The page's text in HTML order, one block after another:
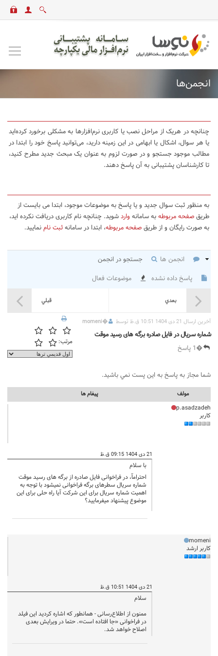
انجمن‌ها
چنانچه در هریک از مراحل نصب یا کاربری نرم‌افزارها به مشکلی برخورد کرده‌اید
یا هر سوال، اشکال یا ابهامی در این زمینه دارید، می‌توانید پاسخ خود را ابتدا در
مطالب موجود جستجو و در صورت لزوم به عنوان یک مبحث جدید مطرح کنید،
تا کارشناسان پشتیبانی به آن پاسخ دهند.
به منظور ثبت سوال جدید و یا پاسخ به موضوعات موجود، ابتدا می بایست از
طریقصفحه مربوطهبه سامانه واردشوید. چنانچه نام کاربری دریافت نکرده اید،
به صورت رایگان و از طریقصفحه مربوطه، ابتدا در سامانهثبت نامنمایید.
انجمن ها
جستجو در انجمن
پاسخ داده نشده
موضوعات فعال
قبلي بعدي
آخرين ارسال 21 دی 1404 10:51 ق.ظ توسط �
momeni
شماره سریال در فایل صادره برگه های رسید موقت
�1 پاسخ
مرتب:
شما مجاز به پاسخ به اين پست نمي باشيد.
مولف پيغام ها
p.asadzadeh
کاربر
21 دی 1404 09:15 ق.ظ
با سلام
احترامآ، در فراخوانی فایل صادره از برگه های رسید موقت
شماره سریال سطرهای برگه فراخوانی نمیشود با توجه به
اهمیت شماره سریال برای این شرکت آیا راه حلی برای این
موضوع پیشنهاد میفرمایید؟
momeni
کاربر ارشد
21 دی 1404 10:51 ق.ظ
سلام
ممنون از اطلاع‌رسانی - همانطور که اشاره کردید این فیلد
در فراخوانی «جا افتاده است». حتما در ویرایش بعدی
اصلاح خواهد شد.